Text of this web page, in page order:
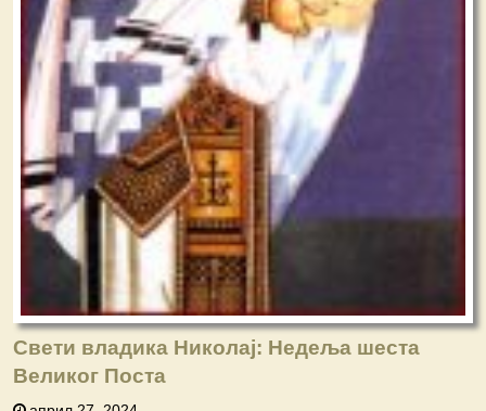
Свети владика Николај: Недеља шеста
Великог Поста